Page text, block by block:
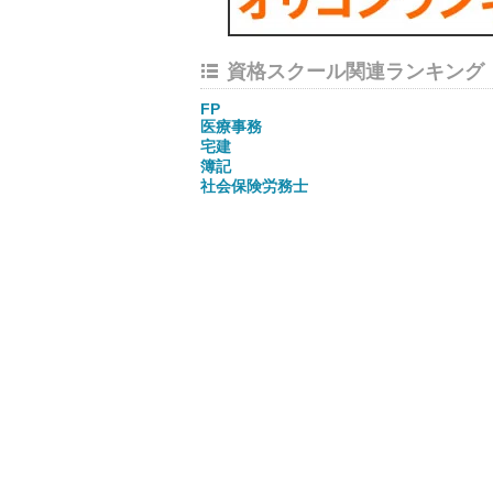
資格スクール関連ランキング
FP
医療事務
宅建
簿記
社会保険労務士